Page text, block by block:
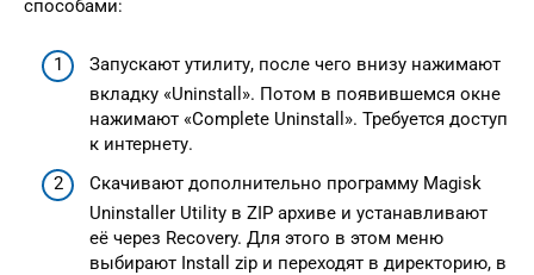
способами:
Запускают утилиту, после чего внизу нажимают
вкладку «Uninstall». Потом в появившемся окне
нажимают «Complete Uninstall». Требуется доступ
к интернету.
Скачивают дополнительно программу Magisk
Uninstaller Utility в ZIP архиве и устанавливают
её через Recovery. Для этого в этом меню
выбирают Install zip и переходят в директорию, в